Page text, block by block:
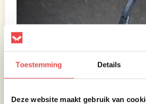
Toestemming Details
Deze website maakt gebruik van